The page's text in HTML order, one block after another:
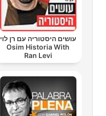
עושים היסטוריה עם רן לוי
Osim Historia With
Ran Levi